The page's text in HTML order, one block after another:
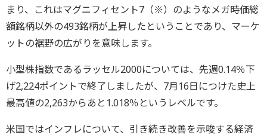
まり、これはマグニフィセント7（※）のようなメガ時価総
額銘柄以外の493銘柄が上昇したということであり、マーケ
ットの裾野の広がりを意味します。
小型株指数であるラッセル2000については、先週0.14％下
げ2,224ポイントで終了しましたが、7月16日につけた史上
最高値の2,263からあと1.018％というレベルです。
米国ではインフレについて、引き続き改善を示唆する経済